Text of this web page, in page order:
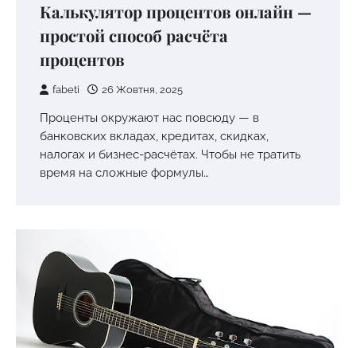
Калькулятор процентов онлайн —
простой способ расчёта
процентов
fabeti 26 Жовтня, 2025
Проценты окружают нас повсюду — в
банковских вкладах, кредитах, скидках,
налогах и бизнес-расчётах. Чтобы не тратить
время на сложные формулы…